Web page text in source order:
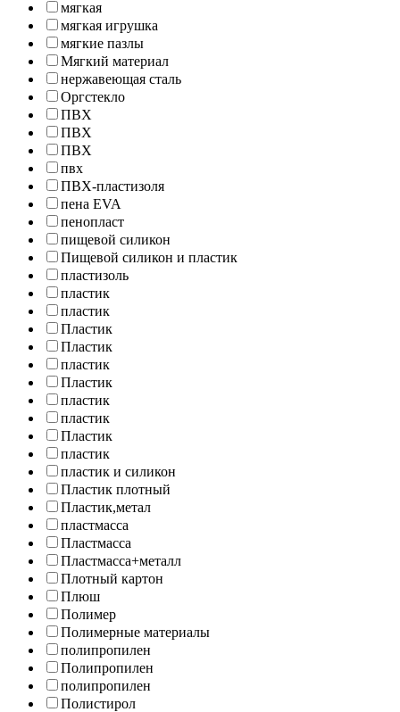
мягкая
мягкая игрушка
мягкие пазлы
Мягкий материал
нержавеющая сталь
Оргстекло
ПВХ
ПВХ
ПВХ
пвх
ПВХ-пластизоля
пена EVA
пенопласт
пищевой силикон
Пищевой силикон и пластик
пластизоль
пластик
пластик
Пластик
Пластик
пластик
Пластик
пластик
пластик
Пластик
пластик
пластик и силикон
Пластик плотный
Пластик,метал
пластмасса
Пластмасса
Пластмасса+металл
Плотный картон
Плюш
Полимер
Полимерные материалы
полипропилен
Полипропилен
полипропилен
Полистирол